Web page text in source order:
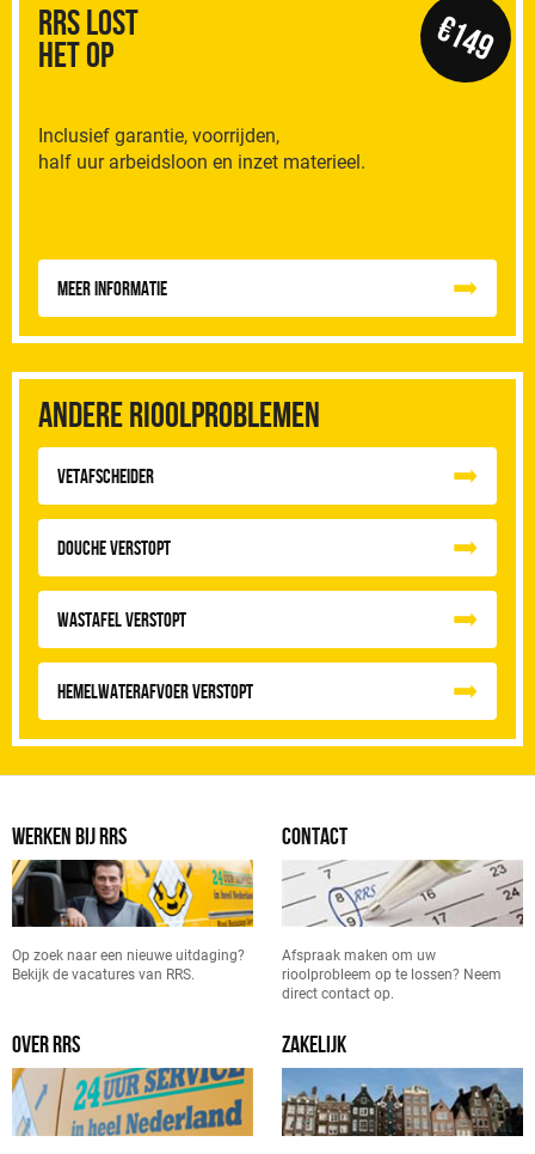
RRS Lost
het op
Inclusief garantie, voorrijden,
half uur arbeidsloon en inzet materieel.
€149
Meer informatie
Andere rioolproblemen
vetafscheider
Douche Verstopt
Wastafel Verstopt
Hemelwaterafvoer Verstopt
WERKEN BIJ RRS
Op zoek naar een nieuwe uitdaging?
Bekijk de vacatures van RRS.
CONTACT
Afspraak maken om uw
rioolprobleem op te lossen? Neem
direct contact op.
OVER RRS ZAKELIJK